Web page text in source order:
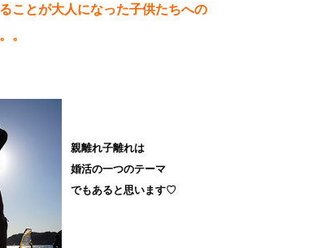
ことが大人になった子供たちへの
。
親離れ子離れは
婚活の一つのテーマ
でもあると思います♡